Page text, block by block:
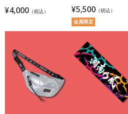
¥4,000 （税込） ¥5,500 （税込）
会員限定